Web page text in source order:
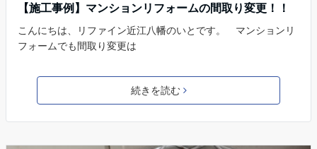
【施工事例】マンションリフォームの間取り変更！！
こんにちは、リファイン近江八幡のいとです。 マンションリ
フォームでも間取り変更は
続きを読む